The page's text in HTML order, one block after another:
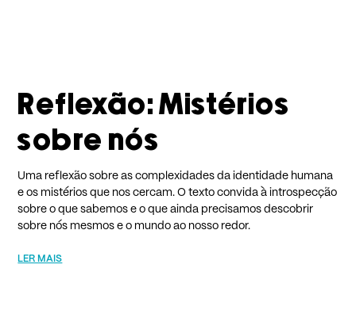
Reflexão: Mistérios
sobre nós
Uma reflexão sobre as complexidades da identidade humana
e os mistérios que nos cercam. O texto convida à introspecção
sobre o que sabemos e o que ainda precisamos descobrir
sobre nós mesmos e o mundo ao nosso redor.
LER MAIS